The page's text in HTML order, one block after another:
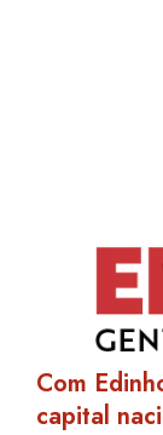
Com
capital